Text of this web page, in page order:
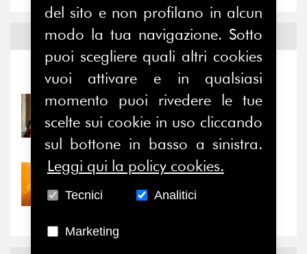
Notizie edEventi
Notizie - Eventi
31/07/2026
Prima della pausa estiva,
il valore di...
30/07/2026
Nove anni dopo la
“grande cecità”: la...
del sito e non profilano in alcun
modo la tua navigazione. Sotto
puoi scegliere quali altri cookies
vuoi attivare e in qualsiasi
momento puoi rivedere le tue
scelte sui cookie in uso cliccando
sul bottone in basso a sinistra.
Leggi qui la policy cookies.
Tecnici Analitici
Marketing